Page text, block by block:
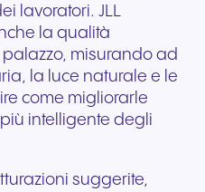
lavoratori. JLL
la qualità
misurando ad
la luce naturale e le
come migliorarle
intelligente degli
suggerite,